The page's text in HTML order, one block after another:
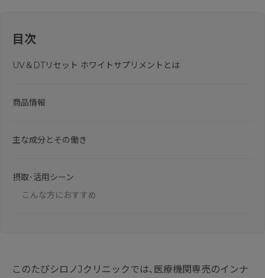
目次
UV＆DTリセット ホワイトサプリメントとは
商品情報
主な成分とその働き
摂取･活用シーン
こんな方におすすめ
このたびシロノJクリニックでは､医療機関専売のインナ